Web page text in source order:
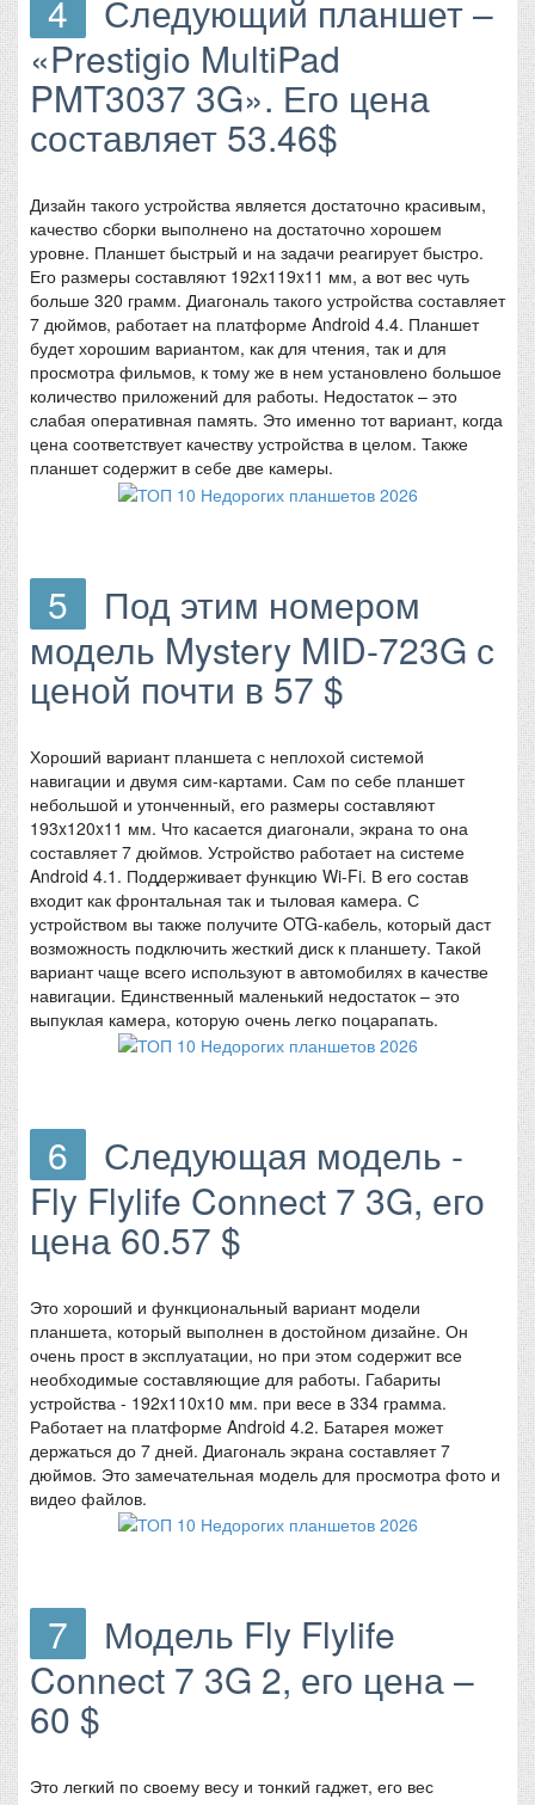
4
Следующий планшет –
«Prestigio MultiPad
PMT3037 3G». Его цена
составляет 53.46$
Дизайн такого устройства является достаточно красивым,
качество сборки выполнено на достаточно хорошем
уровне. Планшет быстрый и на задачи реагирует быстро.
Его размеры составляют 192x119x11 мм, а вот вес чуть
больше 320 грамм. Диагональ такого устройства составляет
7 дюймов, работает на платформе Android 4.4. Планшет
будет хорошим вариантом, как для чтения, так и для
просмотра фильмов, к тому же в нем установлено большое
количество приложений для работы. Недостаток – это
слабая оперативная память. Это именно тот вариант, когда
цена соответствует качеству устройства в целом. Также
планшет содержит в себе две камеры.
5
Под этим номером
модель Mystery MID-723G с
ценой почти в 57 $
Хороший вариант планшета с неплохой системой
навигации и двумя сим-картами. Сам по себе планшет
небольшой и утонченный, его размеры составляют
193x120x11 мм. Что касается диагонали, экрана то она
составляет 7 дюймов. Устройство работает на системе
Android 4.1. Поддерживает функцию Wi-Fi. В его состав
входит как фронтальная так и тыловая камера. С
устройством вы также получите OTG-кабель, который даст
возможность подключить жесткий диск к планшету. Такой
вариант чаще всего используют в автомобилях в качестве
навигации. Единственный маленький недостаток – это
выпуклая камера, которую очень легко поцарапать.
6
Следующая модель -
Fly Flylife Connect 7 3G, его
цена 60.57 $
Это хороший и функциональный вариант модели
планшета, который выполнен в достойном дизайне. Он
очень прост в эксплуатации, но при этом содержит все
необходимые составляющие для работы. Габариты
устройства - 192x110x10 мм. при весе в 334 грамма.
Работает на платформе Android 4.2. Батарея может
держаться до 7 дней. Диагональ экрана составляет 7
дюймов. Это замечательная модель для просмотра фото и
видео файлов.
7
Модель Fly Flylife
Connect 7 3G 2, его цена –
60 $
Это легкий по своему весу и тонкий гаджет, его вес